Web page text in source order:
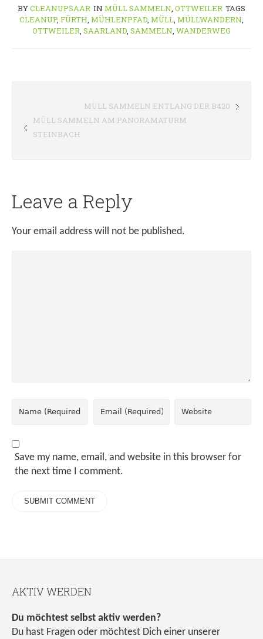
BYCLEANUPSAAR IN MÜLL SAMMELN, OTTWEILER TAGS
CLEANUP, FÜRTH, MÜHLENPFAD, MÜLL, MÜLLWANDERN,
OTTWEILER, SAARLAND, SAMMELN, WANDERWEG
MÜLL SAMMELN ENTLANG DER B420
MÜLL SAMMELN AM PANORAMATURM
STEINBACH
Leave a Reply
Your email address will not be published.
Save my name, email, and website in this browser for
the next time I comment.
AKTIV WERDEN
Du möchtest selbst aktiv werden?
Du hast Fragen oder möchtest Dich einer unserer